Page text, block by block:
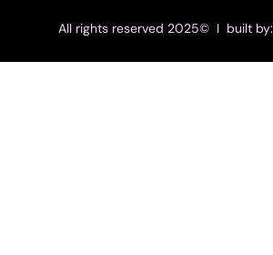
All rights reserved 2025© I built by: